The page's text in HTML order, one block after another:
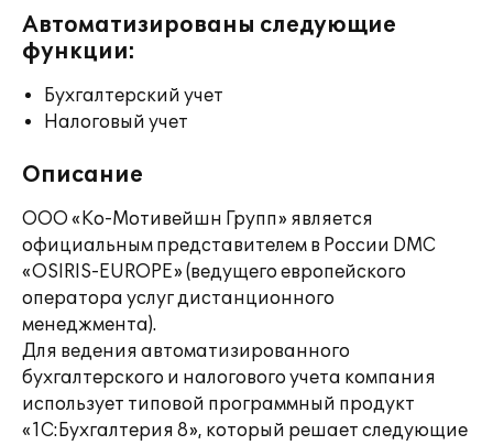
Автоматизированы следующие
функции:
Бухгалтерский учет
Налоговый учет
Описание
ООО «Ко-Мотивейшн Групп» является
официальным представителем в России DMС
«OSIRIS-EUROPE» (ведущего европейского
оператора услуг дистанционного
менеджмента).
Для ведения автоматизированного
бухгалтерского и налогового учета компания
использует типовой программный продукт
«1С:Бухгалтерия 8», который решает следующие